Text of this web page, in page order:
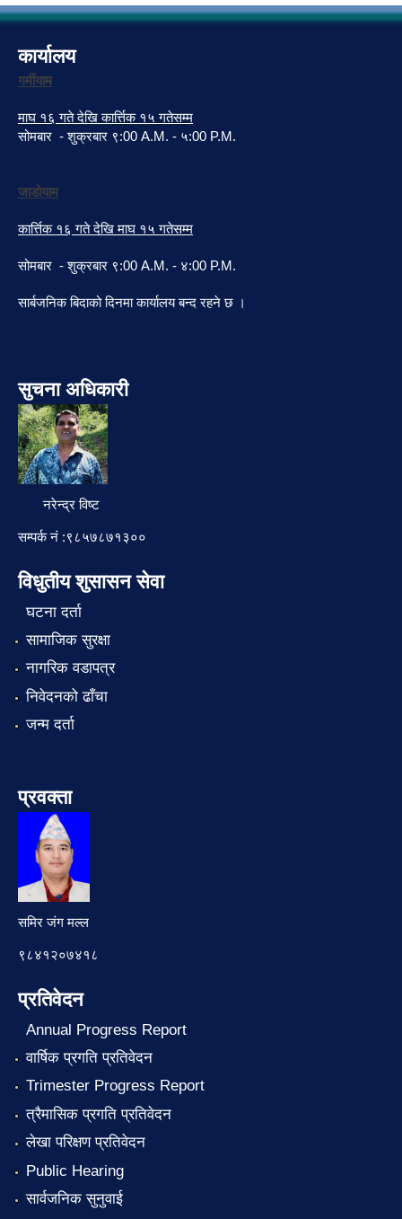
कार्यालय
गर्मीयाम
माघ १६ गते देखि कार्त्तिक १५ गतेसम्म
सोमबार - शुक्रबार ९:00 A.M. - ५:00 P.M.
जाडोयाम
कार्त्तिक १६ गते देखि माघ १५ गतेसम्म
सोमबार - शुक्रबार ९:00 A.M. - ४:00 P.M.
सार्बजनिक बिदाको दिनमा कार्यालय बन्द रहने छ ।
सुचना अधिकारी
नरेन्द्र विष्ट
सम्पर्क नं :९८५७८७१३००
विधुतीय शुसासन सेवा
घटना दर्ता
सामाजिक सुरक्षा
नागरिक वडापत्र
निवेदनको ढाँचा
जन्म दर्ता
प्रवक्ता
समिर जंग मल्ल
९८४१२०७४१८
प्रतिवेदन
Annual Progress Report
वार्षिक प्रगति प्रतिवेदन
Trimester Progress Report
त्रैमासिक प्रगति प्रतिवेदन
लेखा परिक्षण प्रतिवेदन
Public Hearing
सार्वजनिक सुनुवाई